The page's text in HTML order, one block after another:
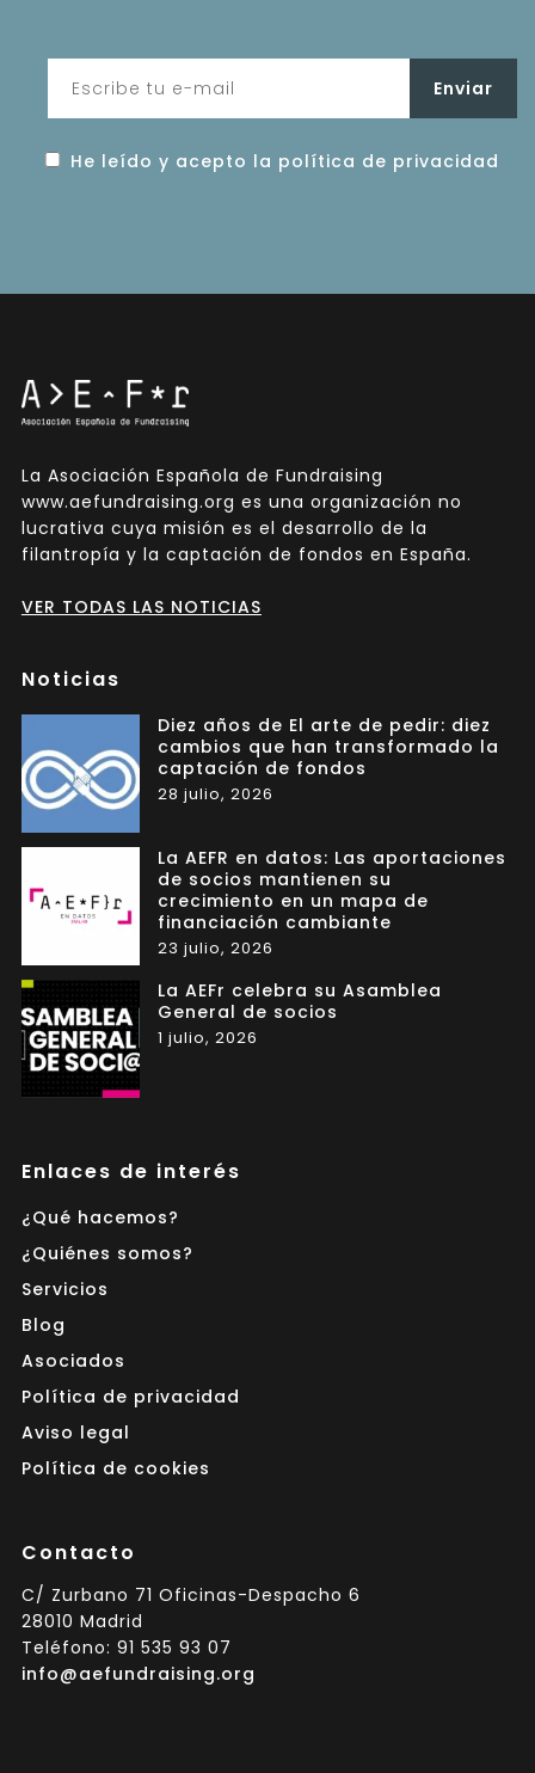
He leído y acepto la política de privacidad
La Asociación Española de Fundraising
www.aefundraising.org es una organización no
lucrativa cuya misión es el desarrollo de la
filantropía y la captación de fondos en España.
VER TODAS LAS NOTICIAS
Noticias
Diez años de El arte de pedir: diez
cambios que han transformado la
captación de fondos
28 julio, 2026
La AEFR en datos: Las aportaciones
de socios mantienen su
crecimiento en un mapa de
financiación cambiante
23 julio, 2026
La AEFr celebra su Asamblea
General de socios
1 julio, 2026
Enlaces de interés
¿Qué hacemos?
¿Quiénes somos?
Servicios
Blog
Asociados
Política de privacidad
Aviso legal
Política de cookies
Contacto
C/ Zurbano 71 Oficinas-Despacho 6
28010 Madrid
Teléfono: 91 535 93 07
info@aefundraising.org